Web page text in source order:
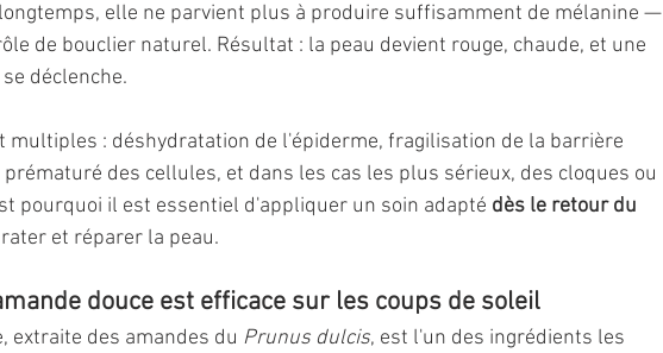
elle ne parvient plus à produire suffisamment de mélanine —
de bouclier naturel. Résultat : la peau devient rouge, chaude, et une
déclenche.
multiples : déshydratation de l'épiderme, fragilisation de la barrière
des cellules, et dans les cas les plus sérieux, des cloques ou
pourquoi il est essentiel d'appliquer un soin adapté dès le retour du
et réparer la peau.
douce est efficace sur les coups de soleil
extraite des amandes du Prunus dulcis, est l'un des ingrédients les